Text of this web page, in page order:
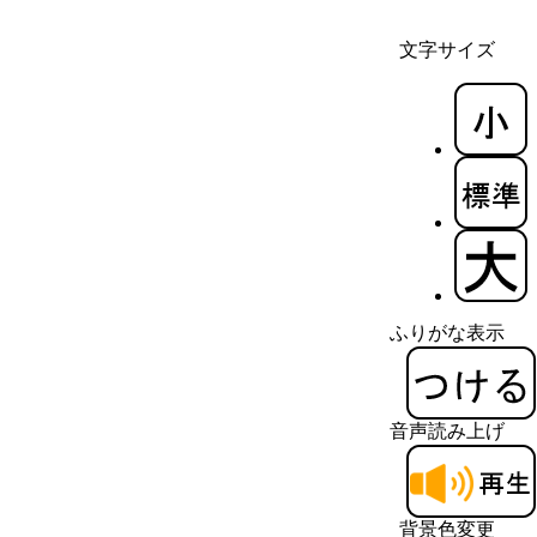
文字サイズ
ふりがな表示
音声読み上げ
背景色変更